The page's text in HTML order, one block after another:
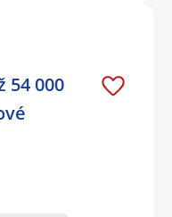
000